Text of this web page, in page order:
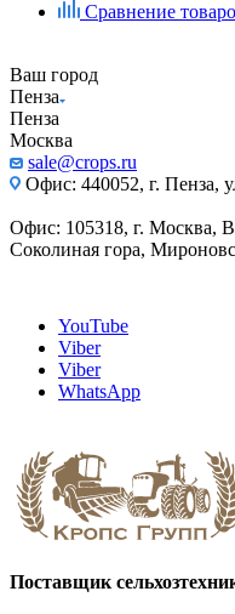
Сравнение
Ваш город
Пенза
Пенза
Москва
sale@crops.ru
Офис: 440052, г. Пенза,
Офис: 105318, г. Москва,
Соколиная гора,
YouTube
Viber
Viber
WhatsApp
Поставщик